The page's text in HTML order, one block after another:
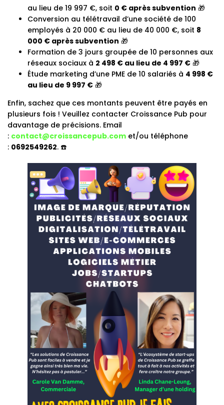
au lieu de 19 997 €, soit 0 € après subvention 🎁
Conversion au télétravail d’une société de 100
employés à 20 000 € au lieu de 40 000 €, soit 8
000 € après subvention 🎁
Formation de 3 jours groupée de 10 personnes aux
réseaux sociaux à 2 498 € au lieu de 4 997 € 🎁
Étude marketing d’une PME de 10 salariés à 4 998 €
au lieu de 9 997 € 🎁
Enfin, sachez que ces montants peuvent être payés en
plusieurs fois ! Veuillez contacter Croissance Pub pour
davantage de précisions. Email
: contact@croissancepub.com et/ou téléphone
: 0692549262. ☎️